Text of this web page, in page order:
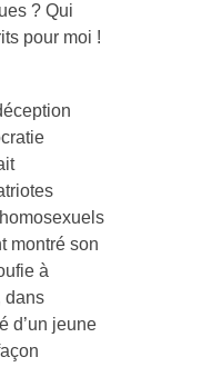
? Qui
pour moi !
montré son
à
dans
d’un jeune